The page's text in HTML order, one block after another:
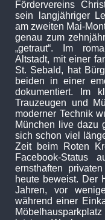
Fördervereins
sein langjähriger
am zweiten Mai-
genau zum
„getraut“. Im
Altstadt, mit einer
St. Sebald, hat
beiden in einer
dokumentiert. Im
Trauzeugen und
moderner Technik
München live dazu
sich schon viel
Zeit beim Roten
Facebook-Status
ernsthaften
heute beweist. Der
Jahren, vor
während einer